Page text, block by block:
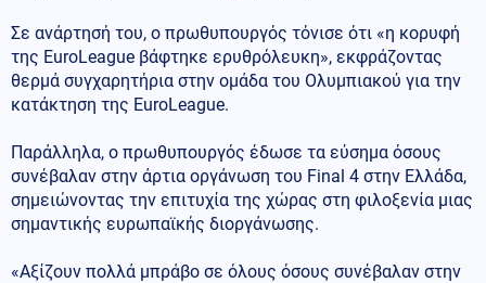
Σε ανάρτησή του, ο πρωθυπουργός τόνισε ότι «η κορυφή
της EuroLeague βάφτηκε ερυθρόλευκη», εκφράζοντας
θερμά συγχαρητήρια στην ομάδα του Ολυμπιακού για την
κατάκτηση της EuroLeague.
Παράλληλα, ο πρωθυπουργός έδωσε τα εύσημα όσους
συνέβαλαν στην άρτια οργάνωση του Final 4 στην Ελλάδα,
σημειώνοντας την επιτυχία της χώρας στη φιλοξενία μιας
σημαντικής ευρωπαϊκής διοργάνωσης.
«Αξίζουν πολλά μπράβο σε όλους όσους συνέβαλαν στην